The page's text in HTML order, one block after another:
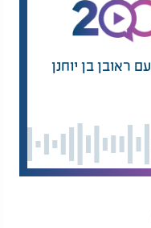
ראובן בן יוחנן